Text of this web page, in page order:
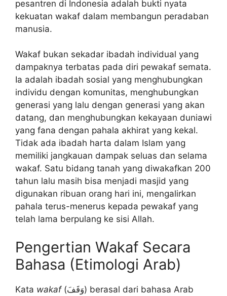
pesantren di Indonesia adalah bukti nyata
kekuatan wakaf dalam membangun peradaban
manusia.
Wakaf bukan sekadar ibadah individual yang
dampaknya terbatas pada diri pewakaf semata.
Ia adalah ibadah sosial yang menghubungkan
individu dengan komunitas, menghubungkan
generasi yang lalu dengan generasi yang akan
datang, dan menghubungkan kekayaan duniawi
yang fana dengan pahala akhirat yang kekal.
Tidak ada ibadah harta dalam Islam yang
memiliki jangkauan dampak seluas dan selama
wakaf. Satu bidang tanah yang diwakafkan 200
tahun lalu masih bisa menjadi masjid yang
digunakan ribuan orang hari ini, mengalirkan
pahala terus-menerus kepada pewakaf yang
telah lama berpulang ke sisi Allah.
Pengertian Wakaf Secara
Bahasa (Etimologi Arab)
Kata wakaf(وَقَفَ) berasal dari bahasa Arab